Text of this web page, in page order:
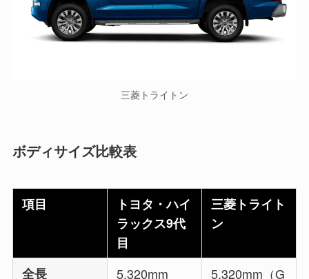
三菱トライトン
ボディサイズ比較表
項目
トヨタ・ハイ
ラックス9代
目
三菱トライト
ン
全長 5,320mm 5,320mm（G